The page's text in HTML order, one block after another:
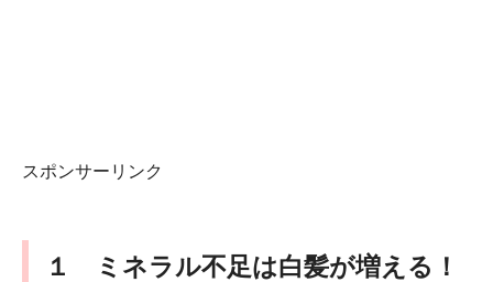
スポンサーリンク
１ ミネラル不足は白髪が増える！